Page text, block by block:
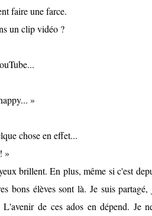
faire une farce.
un clip vidéo ?
»
chose en effet...
»
brillent. En plus, même si c'est
bons élèves sont là. Je suis
de ces ados en dépend. Je